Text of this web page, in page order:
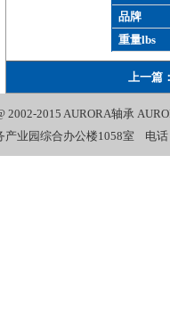
品牌
重量lbs
上一篇
2002-2015AURORA轴承
产业园综合办公楼1058室 电